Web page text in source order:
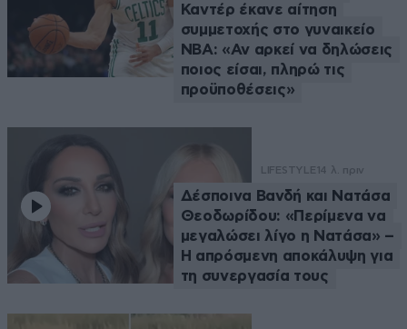
Καντέρ έκανε αίτηση
συμμετοχής στο γυναικείο
ΝΒΑ: «Αν αρκεί να δηλώσεις
ποιος είσαι, πληρώ τις
προϋποθέσεις»
LIFESTYLE 14 λ. πριν
Δέσποινα Βανδή και Νατάσα
Θεοδωρίδου: «Περίμενα να
μεγαλώσει λίγο η Νατάσα» –
Η απρόσμενη αποκάλυψη για
τη συνεργασία τους